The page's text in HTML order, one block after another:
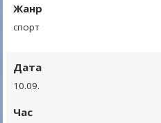
Жанр
спорт
Дата
10.09.
Час